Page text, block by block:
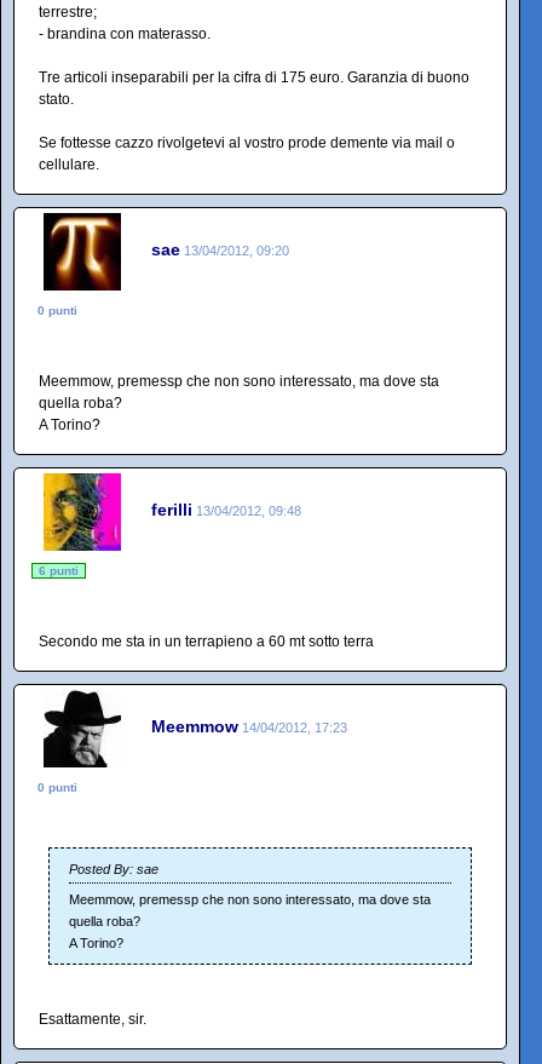
terrestre;
- brandina con materasso.
Tre articoli inseparabili per la cifra di 175 euro. Garanzia di buono
stato.
Se fottesse cazzo rivolgetevi al vostro prode demente via mail o
cellulare.
sae 13/04/2012, 09:20
0 punti
Meemmow, premessp che non sono interessato, ma dove sta
quella roba?
A Torino?
ferilli 13/04/2012, 09:48
6 punti
Secondo me sta in un terrapieno a 60 mt sotto terra
Meemmow 14/04/2012, 17:23
0 punti
Posted By: sae
Meemmow, premessp che non sono interessato, ma dove sta
quella roba?
A Torino?
Esattamente, sir.